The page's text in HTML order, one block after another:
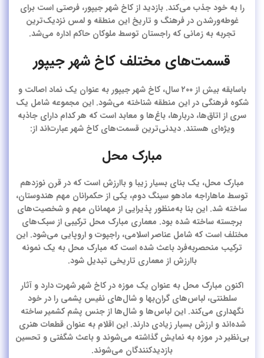
را به خود جذب می‌کند. بازدید از کاخ شهر جیپور، فرصتی است برای
غوطه‌ورشدن در فرهنگ و تاریخ این منطقه و لمس نزدیک‌ترین
تجربه به زمانی که راجستان توسط ملوکان حاکم اداره می‌شد.
قسمت‌های مختلف کاخ شهر جیپور
باسابقه بیش از ۲۰۰ سال، کاخ شهر جیپور به عنوان یک نماد اصالت و
شکوه فرهنگی در این منطقه شناخته می‌شود. این مجموعه شامل یک
سری از اتاق‌ها، دربارها، باغ‌ها و معابد است که هر کدام دارای جاذبه
ویژه‌ای هستند. دیدنی‌ترین قسمت‌های کاخ شهر عبارت‌اند از:
مبارک محل
مبارک محل، یک بنای بسیار زیبا و باارزش است که در قرن نوزدهم
توسط ماهاراجه مادهو سینگ دوم، یکی از حکمرانان مهم هندوستان،
ساخته شد. این بنا به‌منظور پذیرایی از مهمانان مهم و شخصیت‌های
برجسته ساخته شده بود. معماری مبارک محل ترکیبی از سبک‌های
مختلف است که شامل عناصر اسلامی، راجپوت و اروپایی می‌شود. این
ترکیب منحصربه‌فرد باعث شده است که مبارک محل به یک نمونه
باارزش از معماری تاریخی تبدیل شود.
اکنون مبارک محل به عنوان یک موزه در کاخ شهر شهرت دارد و آثار
سلطنتی، لباس‌های گران‌بها و شال‌های نفیس پشمی را در خود
نگهداری می‌کند. این لباس‌ها و شال‌ها از جنس پشم کشمیر ساخته
شده‌اند و ارزش بسیار زیادی دارند. این اقلام به عنوان قطعات هنری
بی‌نظیر در موزه به نمایش گذاشته می‌شوند و باعث شگفتی و تحسین
بازدیدکنندگان می‌شوند.